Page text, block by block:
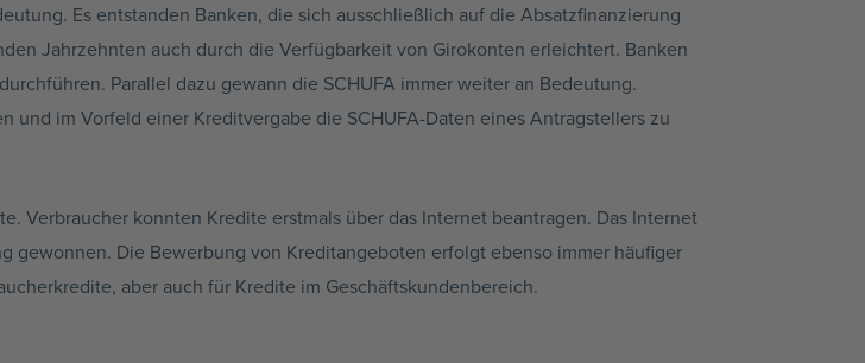
Es entstanden Banken, die sich ausschließlich auf die Absatzfinanzierung
Jahrzehnten auch durch die Verfügbarkeit von Girokonten erleichtert. Banken
Parallel dazu gewann die SCHUFA immer weiter an Bedeutung.
und im Vorfeld einer Kreditvergabe die SCHUFA-Daten eines Antragstellers zu
Verbraucher konnten Kredite erstmals über das Internet beantragen. Das Internet
gewonnen. Die Bewerbung von Kreditangeboten erfolgt ebenso immer häufiger
aber auch für Kredite im Geschäftskundenbereich.